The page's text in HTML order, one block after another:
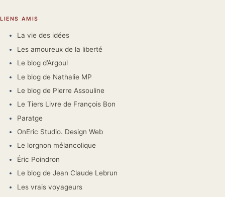
LIENS AMIS
La vie des idées
Les amoureux de la liberté
Le blog d’Argoul
Le blog de Nathalie MP
Le blog de Pierre Assouline
Le Tiers Livre de François Bon
Paratge
OnEric Studio. Design Web
Le lorgnon mélancolique
Éric Poindron
Le blog de Jean Claude Lebrun
Les vrais voyageurs